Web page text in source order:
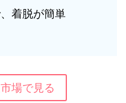
着脱が簡単
場で見る